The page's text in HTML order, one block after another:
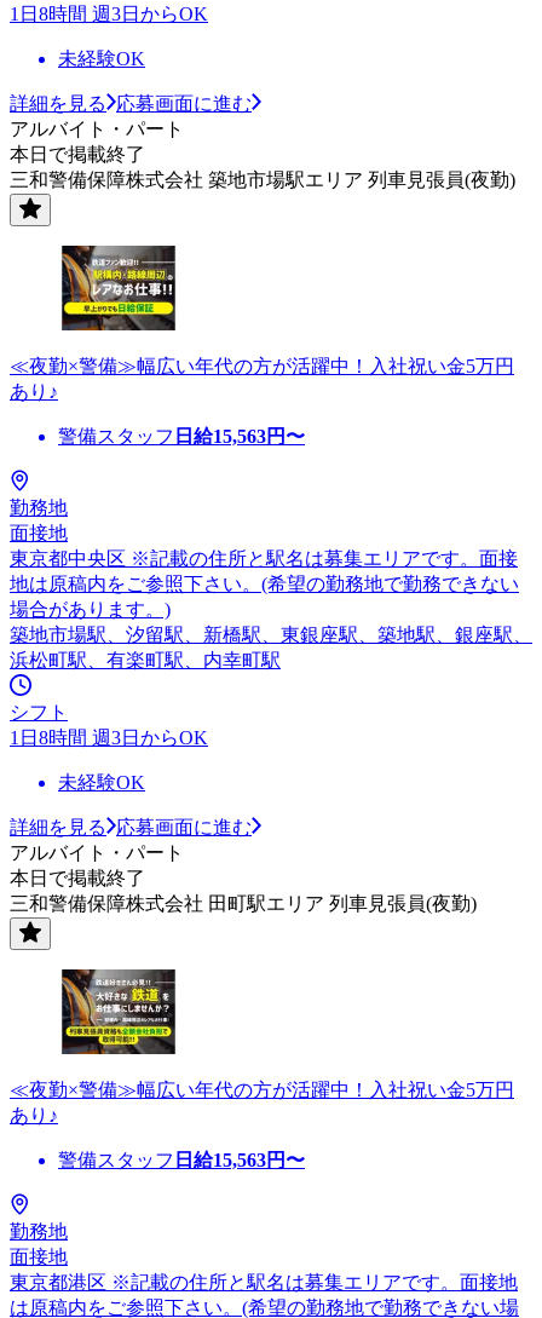
1日8時間 週3日からOK
未経験OK
詳細を見る
応募画面に進む
アルバイト・パート
本日で掲載終了
三和警備保障株式会社 築地市場駅エリア 列車見張員(夜勤)
≪夜勤×警備≫幅広い年代の方が活躍中！入社祝い金5万円
あり♪
警備スタッフ 日給15,563円〜
勤務地
面接地
東京都中央区 ※記載の住所と駅名は募集エリアです。面接
地は原稿内をご参照下さい。(希望の勤務地で勤務できない
場合があります。)
築地市場駅、汐留駅、新橋駅、東銀座駅、築地駅、銀座駅、
浜松町駅、有楽町駅、内幸町駅
シフト
1日8時間 週3日からOK
未経験OK
詳細を見る
応募画面に進む
アルバイト・パート
本日で掲載終了
三和警備保障株式会社 田町駅エリア 列車見張員(夜勤)
≪夜勤×警備≫幅広い年代の方が活躍中！入社祝い金5万円
あり♪
警備スタッフ 日給15,563円〜
勤務地
面接地
東京都港区 ※記載の住所と駅名は募集エリアです。面接地
は原稿内をご参照下さい。(希望の勤務地で勤務できない場